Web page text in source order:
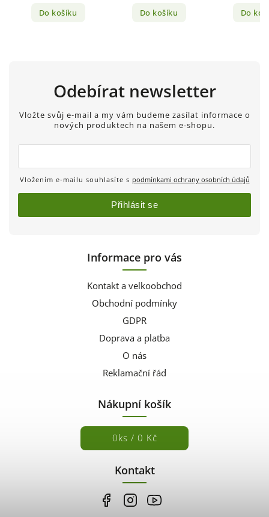
Do košíku Do košíku Do
Informace pro vás
Kontakt a velkoobchod
Obchodní podmínky
GDPR
Doprava a platba
O nás
Reklamační řád
Nákupní košík
0ks / 0 Kč
Kontakt
Odebírat newsletter
Vložte svůj e-mail a my vám budeme zasílat informace o
nových produktech na našem e-shopu.
Vložením e-mailu souhlasíte s podmínkami ochrany osobních údajů
Přihlásit se